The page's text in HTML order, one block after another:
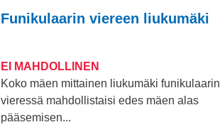
Funikulaarin viereen liukumäki
EI MAHDOLLINEN
Koko mäen mittainen liukumäki funikulaarin
vieressä mahdollistaisi edes mäen alas
pääsemisen...